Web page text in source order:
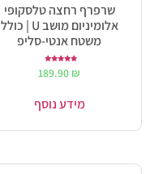
שרפרף רחצה טלסקופי
אלומיניום מושב U | כולל
משטח אנטי-סליפ
5.00
189.90 ₪
מידע נוסף